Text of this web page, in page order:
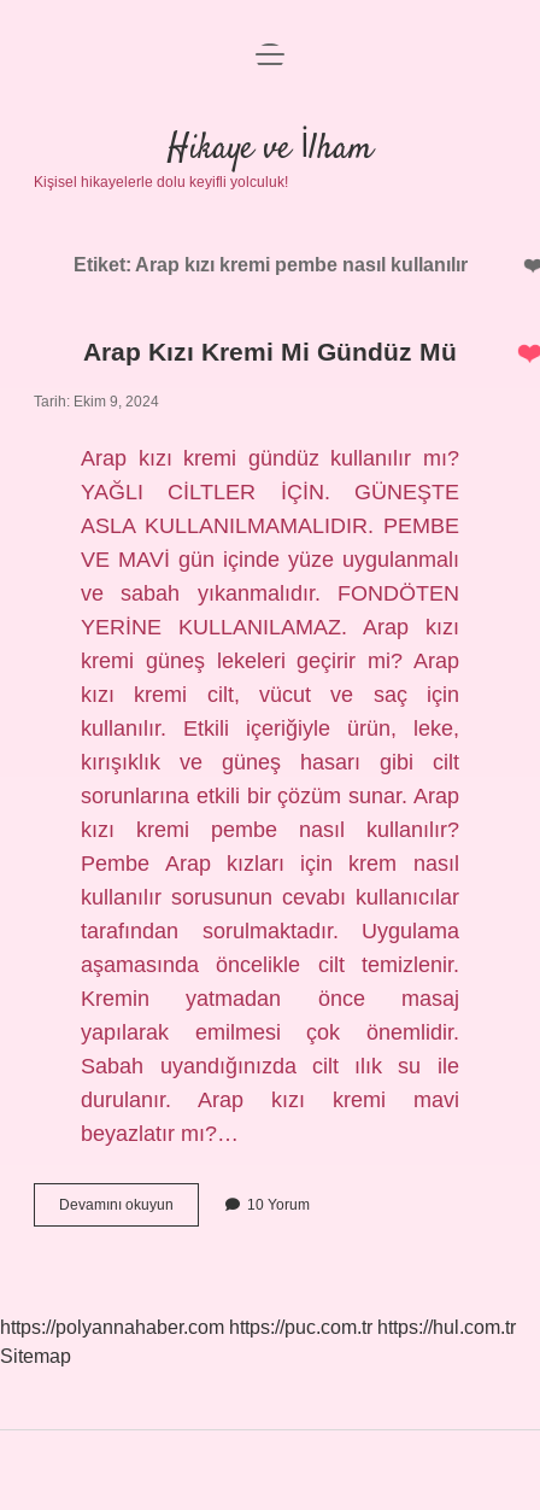
Anasayfa
Gizlilik Politikası
Yasal Uyarı
menüyü
Hikaye ve İlham
Kişisel hikayelerle dolu keyifli yolculuk!
Etiket: Arap kızı kremi pembe nasıl kullanılır
Arap Kızı Kremi Mi Gündüz Mü
Tarih: Ekim 9, 2024
Arap kızı kremi gündüz kullanılır mı?
YAĞLI CİLTLER İÇİN. GÜNEŞTE
ASLA KULLANILMAMALIDIR. PEMBE
VE MAVİ gün içinde yüze uygulanmalı
ve sabah yıkanmalıdır. FONDÖTEN
YERİNE KULLANILAMAZ. Arap kızı
kremi güneş lekeleri geçirir mi? Arap
kızı kremi cilt, vücut ve saç için
kullanılır. Etkili içeriğiyle ürün, leke,
kırışıklık ve güneş hasarı gibi cilt
sorunlarına etkili bir çözüm sunar. Arap
kızı kremi pembe nasıl kullanılır?
Pembe Arap kızları için krem ​​nasıl
kullanılır sorusunun cevabı kullanıcılar
tarafından sorulmaktadır. Uygulama
aşamasında öncelikle cilt temizlenir.
Kremin yatmadan önce masaj
yapılarak emilmesi çok önemlidir.
Sabah uyandığınızda cilt ılık su ile
durulanır. Arap kızı kremi mavi
beyazlatır mı?…
Devamını okuyun
Kızı
10 Yorum
https://polyannahaber.com https://puc.com.tr https://hul.com.tr
Sitemap